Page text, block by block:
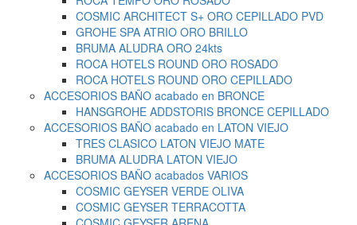
COSMIC ARCHITECT S+ ORO CEPILLADO PVD
GROHE SPA ATRIO ORO BRILLO
BRUMA ALUDRA ORO 24kts
ROCA HOTELS ROUND ORO ROSADO
ROCA HOTELS ROUND ORO CEPILLADO
ACCESORIOS BAÑO acabado en BRONCE
HANSGROHE ADDSTORIS BRONCE CEPILLADO
ACCESORIOS BAÑO acabado en LATON VIEJO
TRES CLASICO LATON VIEJO MATE
BRUMA ALUDRA LATON VIEJO
ACCESORIOS BAÑO acabados VARIOS
COSMIC GEYSER VERDE OLIVA
COSMIC GEYSER TERRACOTTA